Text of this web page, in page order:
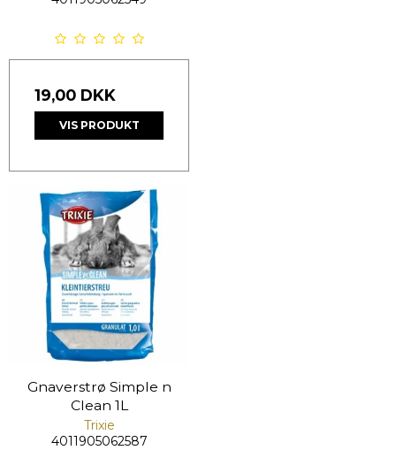
19,00 DKK
VIS PRODUKT
Gnaverstrø Simple n
Clean 1L
Trixie
4011905062587